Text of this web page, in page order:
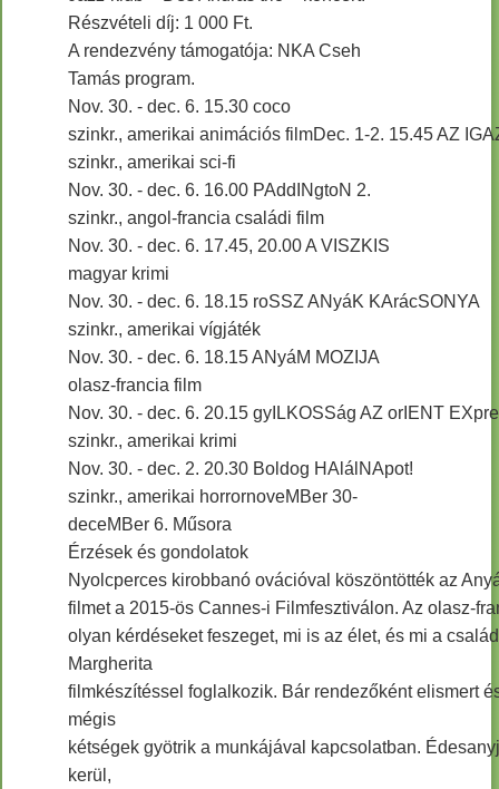
Részvételi díj: 1 000 Ft.
A rendezvény támogatója: NKA Cseh
Tamás program.
Nov. 30. - dec. 6. 15.30 coco
szinkr., amerikai animációs filmDec. 1-2. 15.45 AZ
szinkr., amerikai sci-fi
Nov. 30. - dec. 6. 16.00 PAddINgtoN 2.
szinkr., angol-francia családi film
Nov. 30. - dec. 6. 17.45, 20.00 A VISZKIS
magyar krimi
Nov. 30. - dec. 6. 18.15 roSSZ ANyáK KArácSONYA
szinkr., amerikai vígjáték
Nov. 30. - dec. 6. 18.15 ANyáM MOZIJA
olasz-francia film
Nov. 30. - dec. 6. 20.15 gyILKOSSág AZ orIENT
szinkr., amerikai krimi
Nov. 30. - dec. 2. 20.30 Boldog HAlálNApot!
szinkr., amerikai horrornoveMBer 30-
deceMBer 6. Műsora
Érzések és gondolatok
Nyolcperces kirobbanó ovációval köszöntötték az
filmet a 2015-ös Cannes-i Filmfesztiválon. Az olasz-
olyan kérdéseket feszeget, mi is az élet, és mi a
Margherita
filmkészítéssel foglalkozik. Bár rendezőként elismert
mégis
kétségek gyötrik a munkájával kapcsolatban.
kerül,